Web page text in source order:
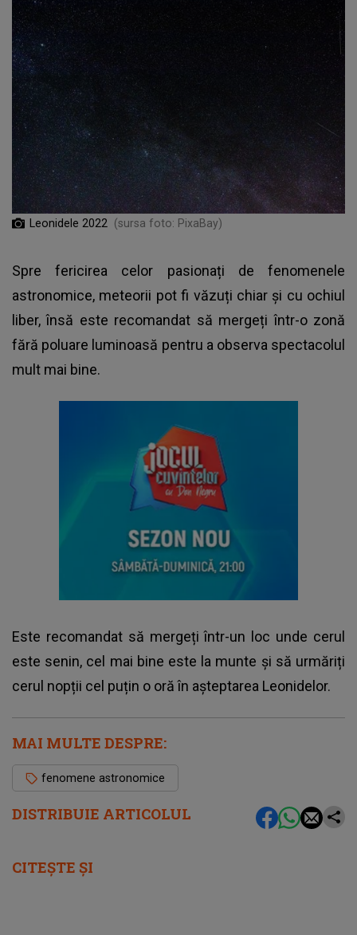
DISTRIBUIE ARTICOLUL
Leonidele 2022 (sursa foto: PixaBay)
Spre fericirea celor pasionați de fenomenele
astronomice, meteorii pot fi văzuți chiar și cu ochiul
liber, însă este recomandat să mergeți într-o zonă
fără poluare luminoasă pentru a observa spectacolul
mult mai bine.
Este recomandat să mergeți într-un loc unde cerul
este senin, cel mai bine este la munte și să urmăriți
cerul nopții cel puțin o oră în așteptarea Leonidelor.
MAI MULTE DESPRE:
fenomene astronomice
CITEȘTE ȘI